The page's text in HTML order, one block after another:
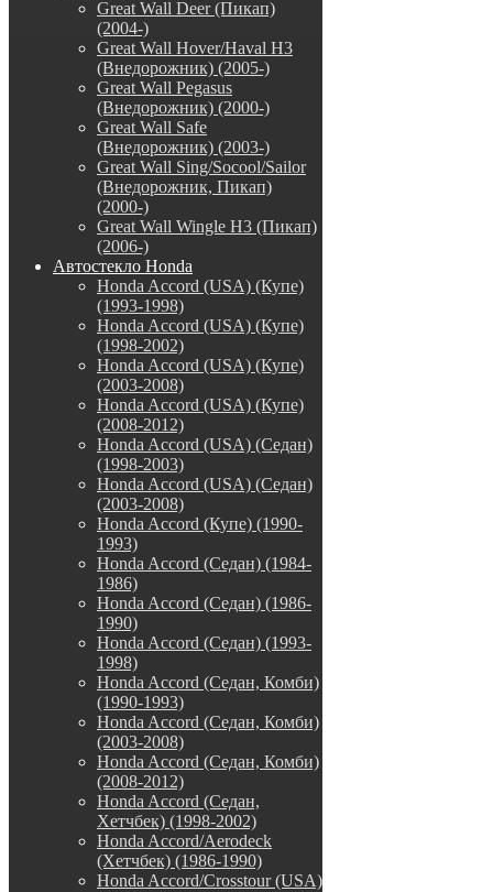
Great Wall Deer (Пикап)
(2004-)
Great Wall Hover/Haval H3
(Внедорожник) (2005-)
Great Wall Pegasus
(Внедорожник) (2000-)
Great Wall Safe
(Внедорожник) (2003-)
Great Wall Sing/Socool/Sailor
(Внедорожник, Пикап)
(2000-)
Great Wall Wingle H3 (Пикап)
(2006-)
Автостекло Honda
Honda Accord (USA) (Купе)
(1993-1998)
Honda Accord (USA) (Купе)
(1998-2002)
Honda Accord (USA) (Купе)
(2003-2008)
Honda Accord (USA) (Купе)
(2008-2012)
Honda Accord (USA) (Седан)
(1998-2003)
Honda Accord (USA) (Седан)
(2003-2008)
Honda Accord (Купе) (1990-
1993)
Honda Accord (Седан) (1984-
1986)
Honda Accord (Седан) (1986-
1990)
Honda Accord (Седан) (1993-
1998)
Honda Accord (Седан, Комби)
(1990-1993)
Honda Accord (Седан, Комби)
(2003-2008)
Honda Accord (Седан, Комби)
(2008-2012)
Honda Accord (Седан,
Хетчбек) (1998-2002)
Honda Accord/Aerodeck
(Хетчбек) (1986-1990)
Honda Accord/Crosstour (USA)